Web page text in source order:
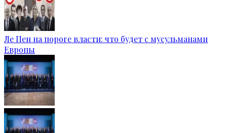
Ле Пен на пороге власти: что будет с мусульманами
Европы